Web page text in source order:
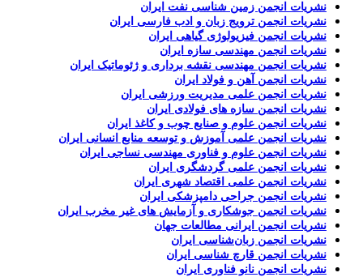
نشریات انجمن زمین شناسی نفت ایران
نشریات انجمن ترویج زبان و ادب فارسی ایران
نشریات انجمن فیزیولوژی گیاهی ایران
نشریات انجمن مهندسی سازه ایران
نشریات انجمن مهندسی نقشه برداری و ژئوماتیک ایران
نشریات انجمن آهن و فولاد ایران
نشریات انجمن علمی مدیریت ورزشی ایران
نشریات انجمن سازه های فولادی ایران
نشریات انجمن علوم و صنایع چوب و کاغذ ایران
نشریات انجمن علمی آموزش و توسعه منابع انسانی ایران
نشریات انجمن علوم و فناوری مهندسی نساجی ایران
نشریات انجمن علمی گردشگری ایران
نشریات انجمن علمی اقتصاد شهری ایران
نشریات انجمن جراحی دامپزشکی ایران
نشریات انجمن جوشکاری و آزمایش های غیر مخرب ایران
نشریات انجمن ایرانی مطالعات جهان
نشریات انجمن زبان‌شناسی ایران
نشریات انجمن قارچ شناسی ایران
نشریات انجمن نانو فناوری ایران